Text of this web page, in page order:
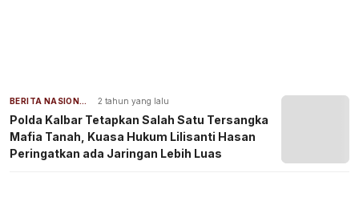
BERITA NASIONAL 2 tahun yang lalu
Polda Kalbar Tetapkan Salah Satu Tersangka
Mafia Tanah, Kuasa Hukum Lilisanti Hasan
Peringatkan ada Jaringan Lebih Luas